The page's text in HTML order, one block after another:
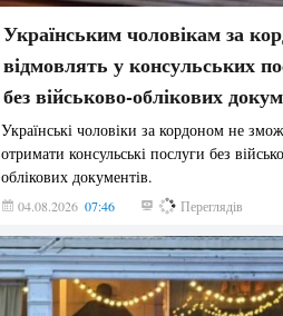
Українським чоловікам за
відмовлять у консульських
без військово-облікових
Українські чоловіки за кордоном не
отримати консульські послуги без
облікових документів.
04.08.2026 07:46 152 Переглядів